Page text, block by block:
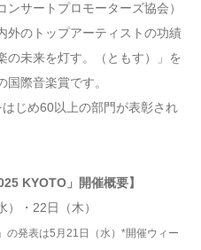
サートプロモーターズ協会）
外のトップアーティストの功績
の未来を灯す。（ともす）」を
の国際音楽賞です。
じめ60以上の部門が表彰され
KYOTO」開催概要】
）・22日（木）
は5月21日（水） *開催ウィー